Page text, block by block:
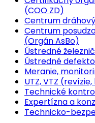
(COO ZD)
Centrum
Centrum
(Orgán AsBo)
Ústredné
Ústredné
Meranie,
UTZ, VTZ
Technické
Expertízna a
Technicko-